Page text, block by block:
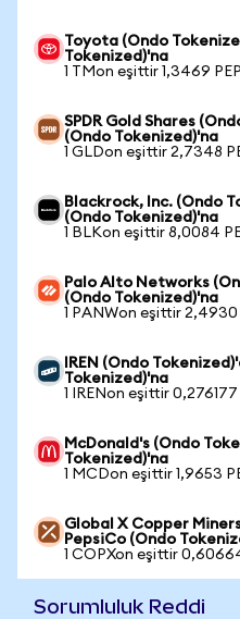
Toyota (Ondo
Tokenized)'na
1 TMon eşittir 1,3469
SPDR Gold Shares
(Ondo Tokenized)'na
1 GLDon eşittir 2,7348
Blackrock, Inc. (Ondo
(Ondo Tokenized)'na
1 BLKon eşittir 8,0084
Palo Alto Networks
(Ondo Tokenized)'na
1 PANWon eşittir 2,4930
IREN (Ondo
Tokenized)'na
1 IRENon eşittir 0,276177
McDonald's (Ondo
Tokenized)'na
1 MCDon eşittir 1,9653
Global X Copper
PepsiCo (Ondo
1 COPXon eşittir
Sorumluluk Reddi